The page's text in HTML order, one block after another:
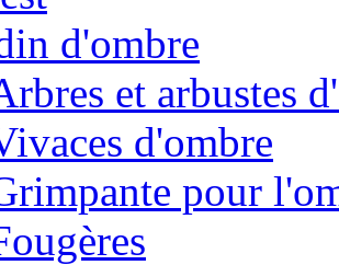
d'ombre
et arbustes
d'ombre
pour